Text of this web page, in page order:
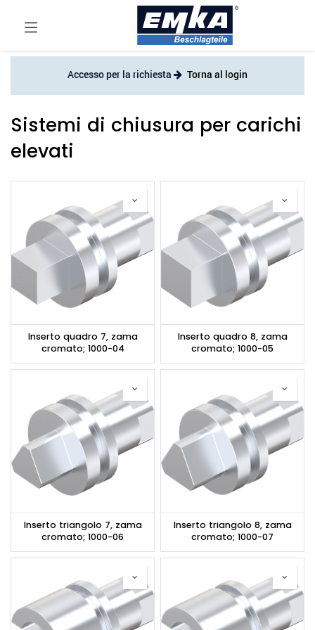
Accesso per la richiesta Torna al login
Sistemi di chiusura per carichi
elevati
Inserto quadro 7, zama
cromato; 1000-04
Inserto quadro 8, zama
cromato; 1000-05
Inserto triangolo 7, zama
cromato; 1000-06
Inserto triangolo 8, zama
cromato; 1000-07